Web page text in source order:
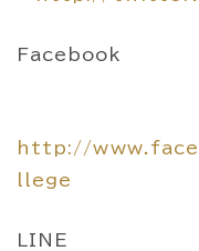
Facebook
http://
llege
LINE